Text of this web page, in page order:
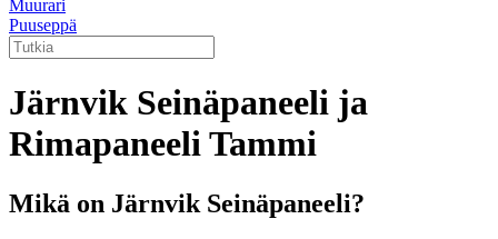
Muurari
Puuseppä
Järnvik Seinäpaneeli ja
Rimapaneeli Tammi
Mikä on Järnvik Seinäpaneeli?